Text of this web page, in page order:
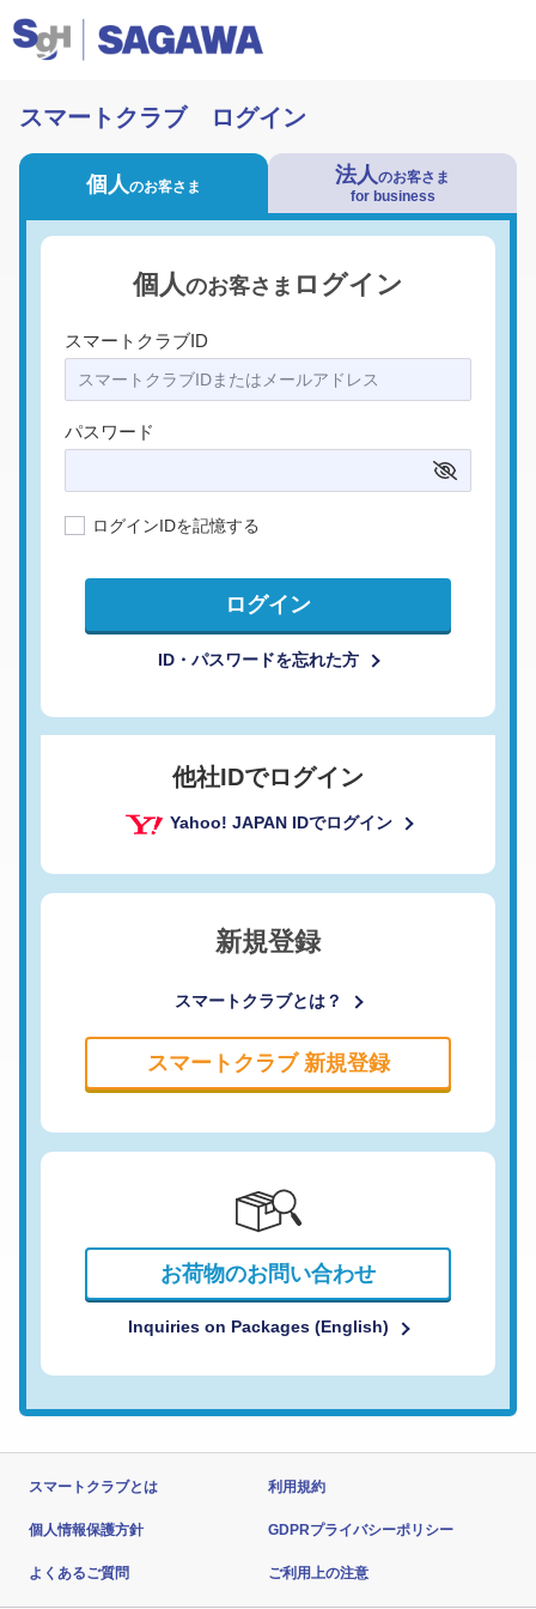
スマートクラブ ログイン
個人のお客さま 法人のお客さま
for business
個人のお客さま ログイン
スマートクラブID
パスワード
ログインIDを記憶する
ログイン
ID・パスワードを忘れた方
他社IDでログイン
Yahoo! JAPAN IDでログイン
新規登録
スマートクラブとは？
スマートクラブ 新規登録
お荷物のお問い合わせ
Inquiries on Packages (English)
スマートクラブとは 利用規約
個人情報保護方針 GDPRプライバシーポリシー
よくあるご質問 ご利用上の注意